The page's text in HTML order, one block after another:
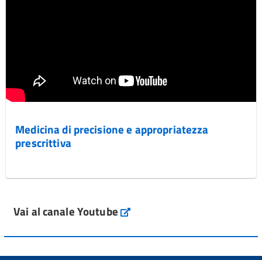
Medicina di precisione e appropriatezza
prescrittiva
Vai al canale Youtube